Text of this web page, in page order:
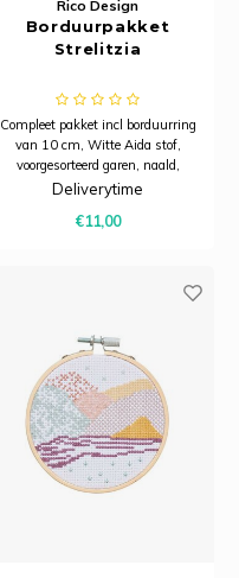
Rico Design
Borduurpakket
Strelitzia
Compleet pakket incl borduurring
van 10 cm, Witte Aida stof,
voorgesorteerd garen, naald,
patroon en instructies.
Deliverytime
€11,00